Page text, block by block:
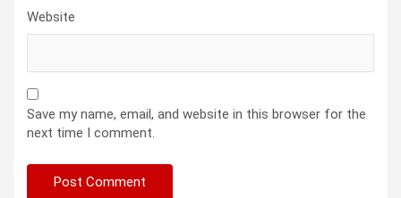
Website
Save my name, email, and website in this browser for the
next time I comment.